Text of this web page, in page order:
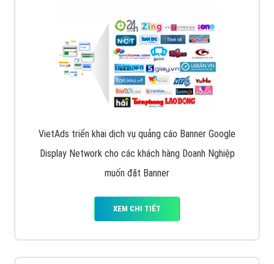
VietAds triển khai dịch vụ quảng cáo Banner Google
Display Network cho các khách hàng Doanh Nghiệp
muốn đặt Banner
XEM CHI TIẾT